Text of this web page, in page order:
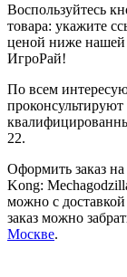
Воспользуйтесь
товара: укажите
ценой ниже нашей
ИгроРай!
По всем
22.
Оформить заказ
Kong:
можно с доставкой
заказ можно
Москве.